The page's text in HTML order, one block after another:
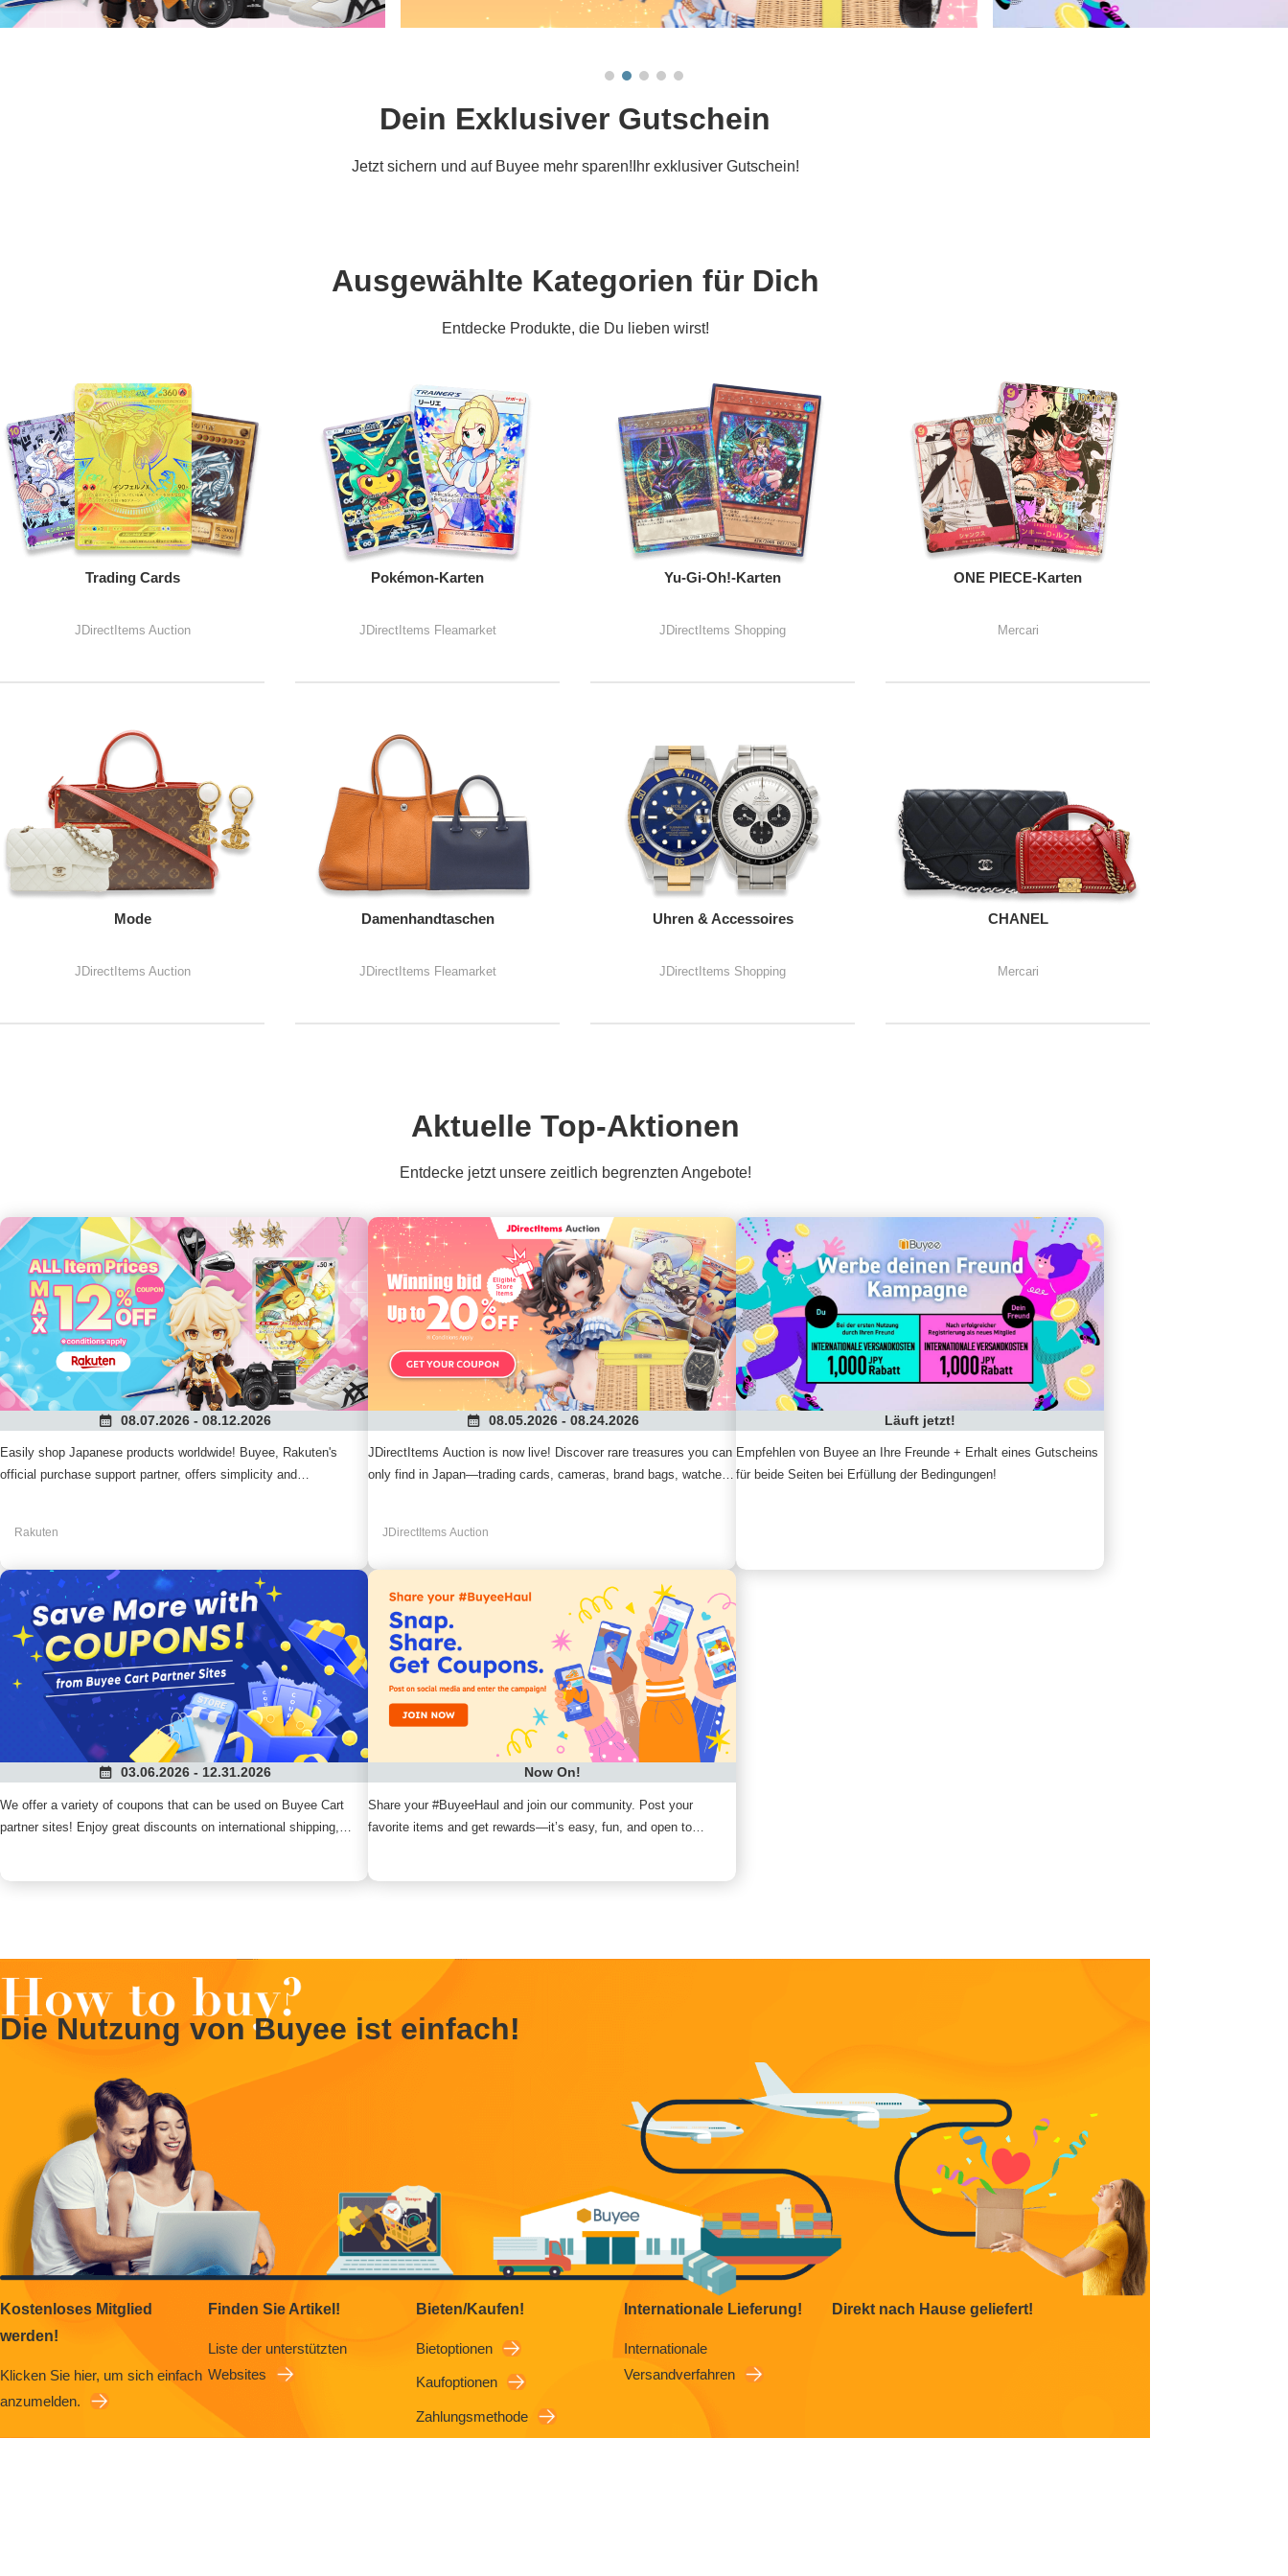
Dein Exklusiver Gutschein
Jetzt sichern und auf Buyee mehr sparen!Ihr exklusiver Gutschein!
Ausgewählte Kategorien für Dich
Entdecke Produkte, die Du lieben wirst!
Trading Cards
JDirectItems Auction
Pokémon-Karten
JDirectItems Fleamarket
Yu-Gi-Oh!-Karten
JDirectItems Shopping
ONE PIECE-Karten
Mercari
Mode
JDirectItems Auction
Damenhandtaschen
JDirectItems Fleamarket
Uhren & Accessoires
JDirectItems Shopping
CHANEL
Mercari
Aktuelle Top-Aktionen
Entdecke jetzt unsere zeitlich begrenzten Angebote!
08.07.2026 - 08.12.2026
Easily shop Japanese products worldwide! Buyee, Rakuten's
official purchase support partner, offers simplicity and
Rakuten
08.05.2026 - 08.24.2026
JDirectItems Auction is now live! Discover rare treasures you can
only find in Japan—trading cards, cameras, brand bags, watches,
campaign.
JDirectItems Auction
Läuft jetzt!
Empfehlen von Buyee an Ihre Freunde + Erhalt eines Gutscheins
für beide Seiten bei Erfüllung der Bedingungen!
03.06.2026 - 12.31.2026
We offer a variety of coupons that can be used on Buyee Cart
partner sites! Enjoy great discounts on international shipping,
Now On!
Share your #BuyeeHaul and join our community. Post your
favorite items and get rewards—it’s easy, fun, and open to
Die Nutzung von Buyee ist einfach!
Kostenloses Mitglied
werden!
Klicken Sie hier, um sich einfach
anzumelden.
Finden Sie Artikel!
Liste der unterstützten
Websites
Bieten/Kaufen!
Bietoptionen
Kaufoptionen
Zahlungsmethode
Internationale Lieferung!
Internationale
Versandverfahren
Direkt nach Hause geliefert!